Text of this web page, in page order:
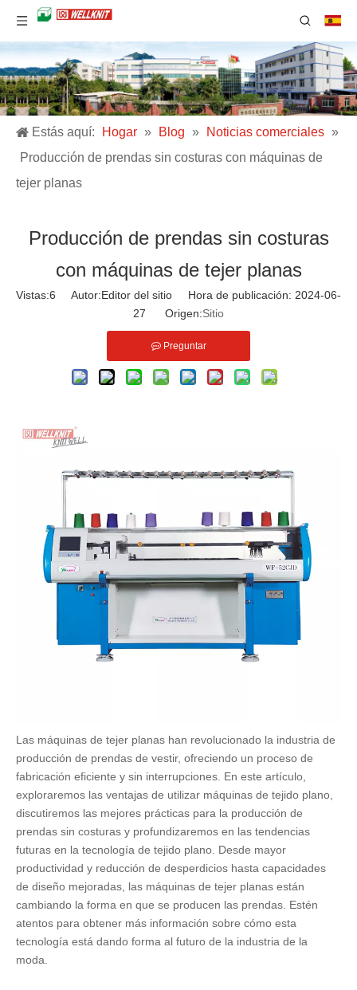
Estás aquí: Hogar » Blog » Noticias comerciales »
Producción de prendas sin costuras con máquinas de
tejer planas
Producción de prendas sin costuras
con máquinas de tejer planas
Vistas:6 Autor:Editor del sitio Hora de publicación: 2024-06-
27 Origen:Sitio
Preguntar
Las máquinas de tejer planas han revolucionado la industria de
producción de prendas de vestir, ofreciendo un proceso de
fabricación eficiente y sin interrupciones. En este artículo,
exploraremos las ventajas de utilizar máquinas de tejido plano,
discutiremos las mejores prácticas para la producción de
prendas sin costuras y profundizaremos en las tendencias
futuras en la tecnología de tejido plano. Desde mayor
productividad y reducción de desperdicios hasta capacidades
de diseño mejoradas, las máquinas de tejer planas están
cambiando la forma en que se producen las prendas. Estén
atentos para obtener más información sobre cómo esta
tecnología está dando forma al futuro de la industria de la
moda.